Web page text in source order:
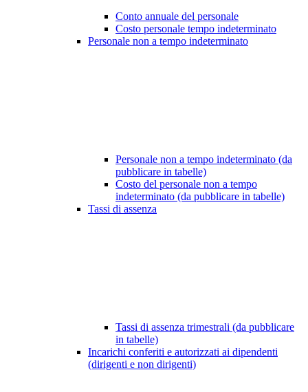
Conto annuale del personale
Costo personale tempo indeterminato
Personale non a tempo indeterminato
Personale non a tempo indeterminato (da
pubblicare in tabelle)
Costo del personale non a tempo
indeterminato (da pubblicare in tabelle)
Tassi di assenza
Tassi di assenza trimestrali (da pubblicare
in tabelle)
Incarichi conferiti e autorizzati ai dipendenti
(dirigenti e non dirigenti)